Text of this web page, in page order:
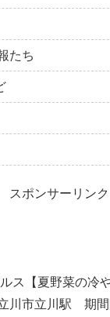
たち
スポンサーリンク
ス【夏野菜の冷
川市立川駅 期